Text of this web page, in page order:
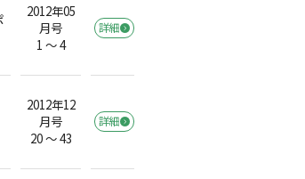
2012年05
月号
1 ～ 4
詳細
2012年12
月号
20 ～ 43
詳細